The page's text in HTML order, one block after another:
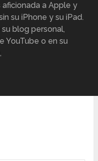
a Apple y
su iPhone y su iPad.
blog personal,
YouTube o en su